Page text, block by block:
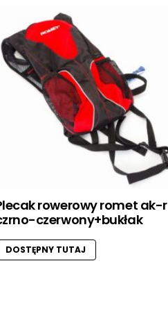
rowerowy romet ak-r
czerwony+bukłak
DOSTĘPNY TUTAJ